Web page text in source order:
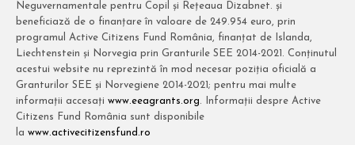
Neguvernamentale pentru Copil și Rețeaua Dizabnet. și
beneficiază de o finanțare în valoare de 249.954 euro, prin
programul Active Citizens Fund România, finanțat de Islanda,
Liechtenstein și Norvegia prin Granturile SEE 2014-2021. Conținutul
acestui website nu reprezintă în mod necesar poziția oficială a
Granturilor SEE și Norvegiene 2014-2021; pentru mai multe
informații accesați www.eeagrants.org. Informații despre Active
Citizens Fund România sunt disponibile
la www.activecitizensfund.ro